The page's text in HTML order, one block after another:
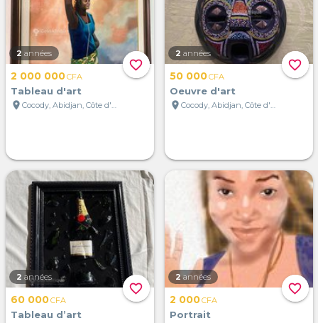
favorite_border
2 années
2 000 000CFA
Tableau d'art
location_on
Cocody, Abidjan, Côte d'Ivoire
favorite_border
2 années
50 000CFA
Oeuvre d'art
location_on
Cocody, Abidjan, Côte d'Ivoire
favorite_border
2 années
60 000CFA
Tableau d’art
favorite_border
2 années
2 000CFA
Portrait